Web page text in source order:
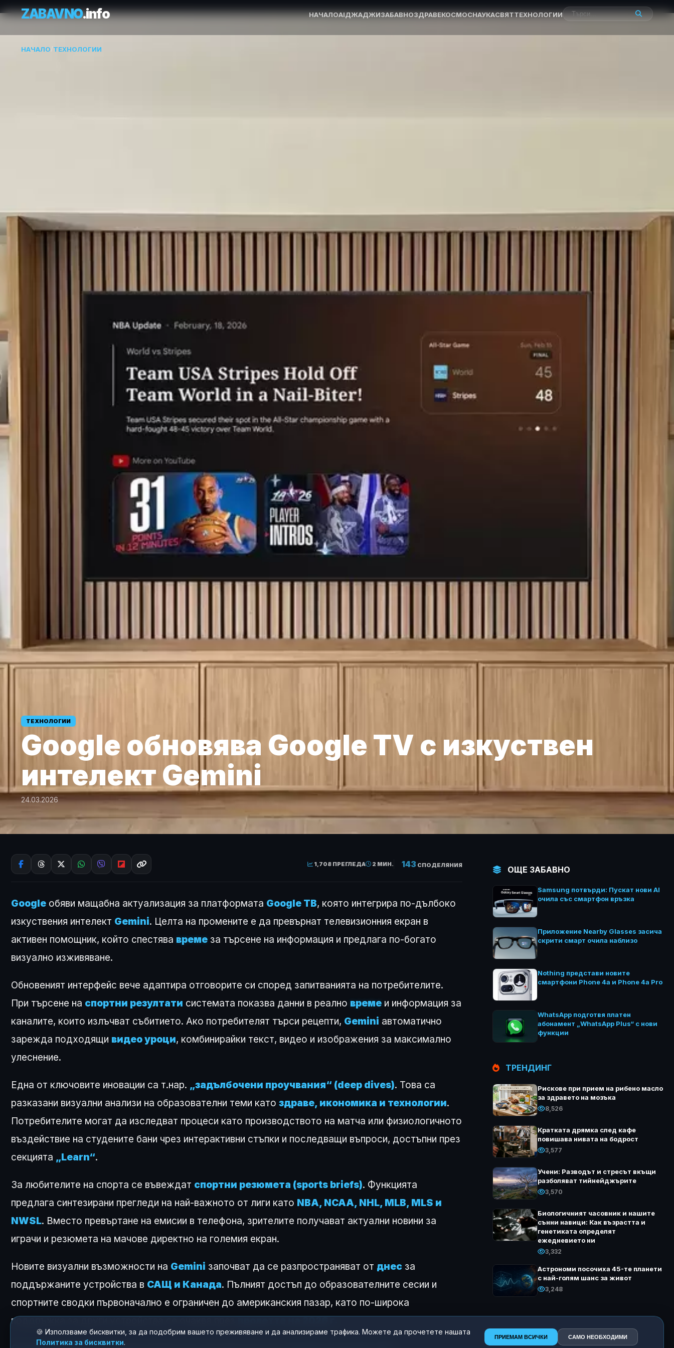
ZABAVNO.info НАЧАЛОAIДЖАДЖИЗАБАВНОЗДРАВЕКОСМОСНАУКАСВЯТТЕХНОЛОГИИ
НАЧАЛО ТЕХНОЛОГИИ
ТЕХНОЛОГИИ
Google обновява Google TV с изкуствен
интелект Gemini
24.03.2026
1,708 ПРЕГЛЕДА 2 МИН. 143 СПОДЕЛЯНИЯ
Google обяви мащабна актуализация за платформата Google ТВ, която интегрира по-дълбоко
изкуствения интелект Gemini. Целта на промените е да превърнат телевизионния екран в
активен помощник, който спестява време за търсене на информация и предлага по-богато
визуално изживяване.
Обновеният интерфейс вече адаптира отговорите си според запитванията на потребителите.
При търсене на спортни резултати системата показва данни в реално време и информация за
каналите, които излъчват събитието. Ако потребителят търси рецепти, Gemini автоматично
зарежда подходящи видео уроци, комбинирайки текст, видео и изображения за максимално
улеснение.
Една от ключовите иновации са т.нар. „задълбочени проучвания“ (deep dives). Това са
разказани визуални анализи на образователни теми като здраве, икономика и технологии.
Потребителите могат да изследват процеси като производството на матча или физиологичното
въздействие на студените бани чрез интерактивни стъпки и последващи въпроси, достъпни през
секцията „Learn“.
За любителите на спорта се въвеждат спортни резюмета (sports briefs). Функцията
предлага синтезирани прегледи на най-важното от лиги като NBA, NCAA, NHL, MLB, MLS и
NWSL. Вместо превъртане на емисии в телефона, зрителите получават актуални новини за
играчи и резюмета на мачове директно на големия екран.
Новите визуални възможности на Gemini започват да се разпространяват от днес за
поддържаните устройства в САЩ и Канада. Пълният достъп до образователните сесии и
спортните сводки първоначално е ограничен до американския пазар, като по-широка
поддръжка за други устройства се очаква през
ОЩЕ ЗАБАВНО
Samsung потвърди: Пускат нови AI
очила със смартфон връзка
Приложение Nearby Glasses засича
скрити смарт очила наблизо
Nothing представи новите
смартфони Phone 4a и Phone 4a Pro
WhatsApp подготвя платен
абонамент „WhatsApp Plus“ с нови
функции
ТРЕНДИНГ
Рискове при прием на рибено масло
за здравето на мозъка
8,526
Кратката дрямка след кафе
повишава нивата на бодрост
3,577
Учени: Разводът и стресът вкъщи
разболяват тийнейджърите
3,570
Биологичният часовник и нашите
сънни навици: Как възрастта и
генетиката определят
ежедневието ни
3,332
Астрономи посочиха 45-те планети
с най-голям шанс за живот
3,248
🍪 Използваме бисквитки, за да подобрим вашето преживяване и да анализираме трафика. Можете да прочетете нашата
Политика за бисквитки.
ПРИЕМАМ ВСИЧКИ САМО НЕОБХОДИМИ